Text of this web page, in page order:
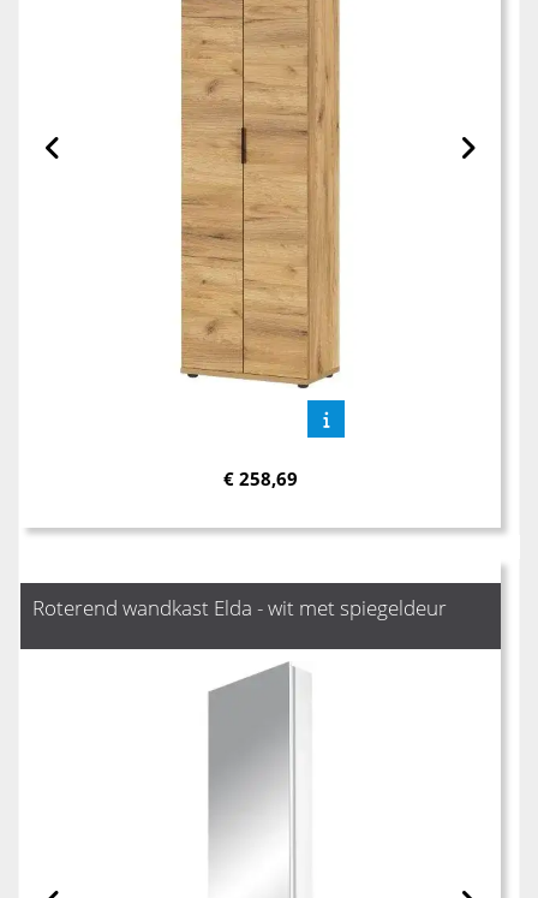
€ 258,69
Roterend wandkast Elda - wit met spiegeldeur